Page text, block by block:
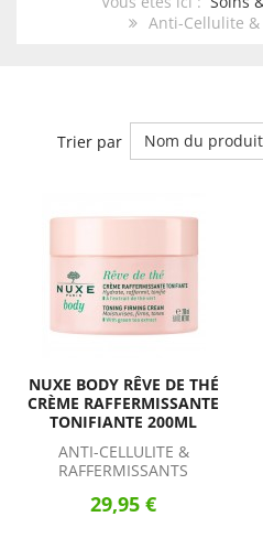
Anti-Cellulite
Trier par Nom du produit
NUXE BODY RÊVE DE THÉ
CRÈME RAFFERMISSANTE
TONIFIANTE 200ML
ANTI-CELLULITE &
RAFFERMISSANTS
29,95 €